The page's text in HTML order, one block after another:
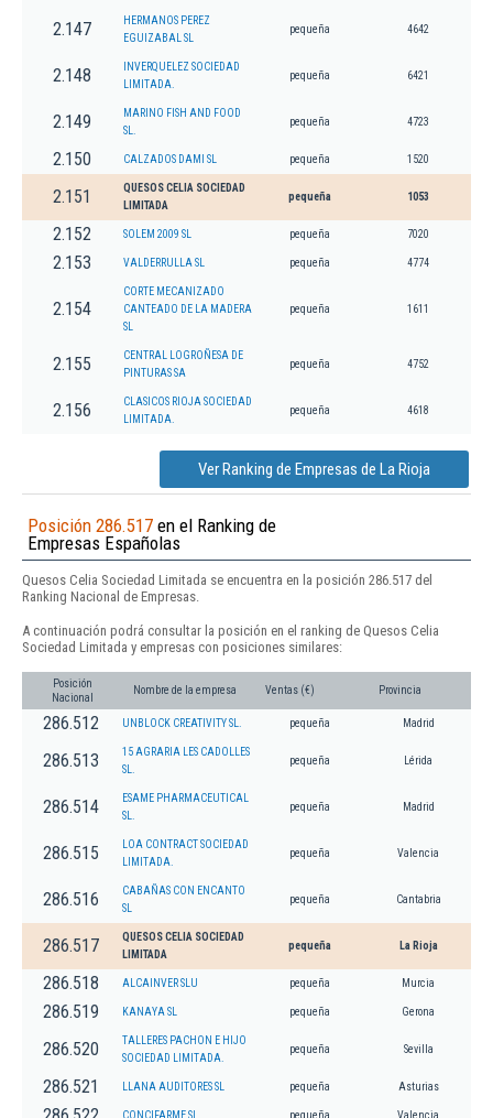
2.147
HERMANOS PEREZ
EGUIZABAL SL
pequeña 4642
2.148
INVERQUELEZ SOCIEDAD
LIMITADA.
pequeña 6421
2.149
MARINO FISH AND FOOD
SL.
pequeña 4723
2.150 CALZADOS DAMI SL pequeña 1520
2.151
QUESOS CELIA SOCIEDAD
LIMITADA
pequeña 1053
2.152 SOLEM 2009 SL pequeña 7020
2.153 VALDERRULLA SL pequeña 4774
2.154
CORTE MECANIZADO
CANTEADO DE LA MADERA
SL
pequeña 1611
2.155
CENTRAL LOGROÑESA DE
PINTURAS SA
pequeña 4752
2.156
CLASICOS RIOJA SOCIEDAD
LIMITADA.
pequeña 4618
Ver Ranking de Empresas de La Rioja
Posición 286.517 en el Ranking de
Empresas Españolas
Quesos Celia Sociedad Limitada se encuentra en la posición 286.517 del
Ranking Nacional de Empresas.
A continuación podrá consultar la posición en el ranking de Quesos Celia
Sociedad Limitada y empresas con posiciones similares:
Posición
Nacional
Nombre de la empresa Ventas (€) Provincia
286.512 UNBLOCK CREATIVITY SL. pequeña Madrid
286.513
15 AGRARIA LES CADOLLES
SL.
pequeña Lérida
286.514
ESAME PHARMACEUTICAL
SL.
pequeña Madrid
286.515
LOA CONTRACT SOCIEDAD
LIMITADA.
pequeña Valencia
286.516
CABAÑAS CON ENCANTO
SL
pequeña Cantabria
286.517
QUESOS CELIA SOCIEDAD
LIMITADA
pequeña La Rioja
286.518 ALCAINVER SLU pequeña Murcia
286.519 KANAYA SL pequeña Gerona
286.520
TALLERES PACHON E HIJO
SOCIEDAD LIMITADA.
pequeña Sevilla
286.521 LLANA AUDITORES SL pequeña Asturias
CONCIFARME SL pequeña Valencia